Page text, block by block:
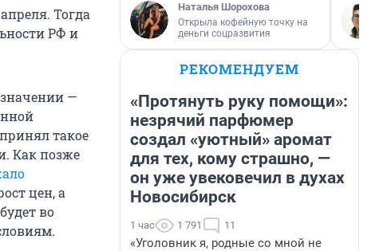
Тогда
РФ и
—
такое
Как позже
цен, а
во
Наталья Шорохова
Открыла кофейную точку на
деньги соцразвития
РЕКОМЕНДУЕМ
«Протянуть руку помощи»:
незрячий парфюмер
создал «уютный» аромат
для тех, кому страшно, —
он уже увековечил в духах
Новосибирск
1 час 1 791 11
«Уголовник я, родные со мной не